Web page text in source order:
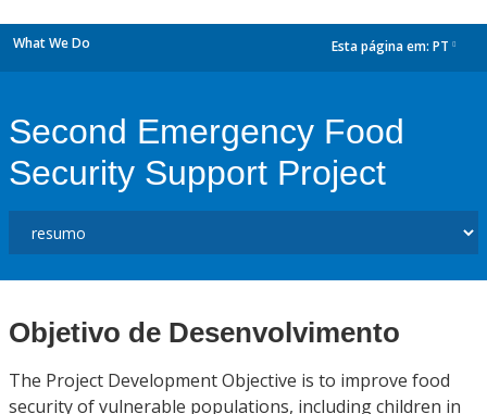
What We Do Esta página em: PT
Second Emergency Food
Security Support Project
Objetivo de Desenvolvimento
The Project Development Objective is to improve food
security of vulnerable populations, including children in